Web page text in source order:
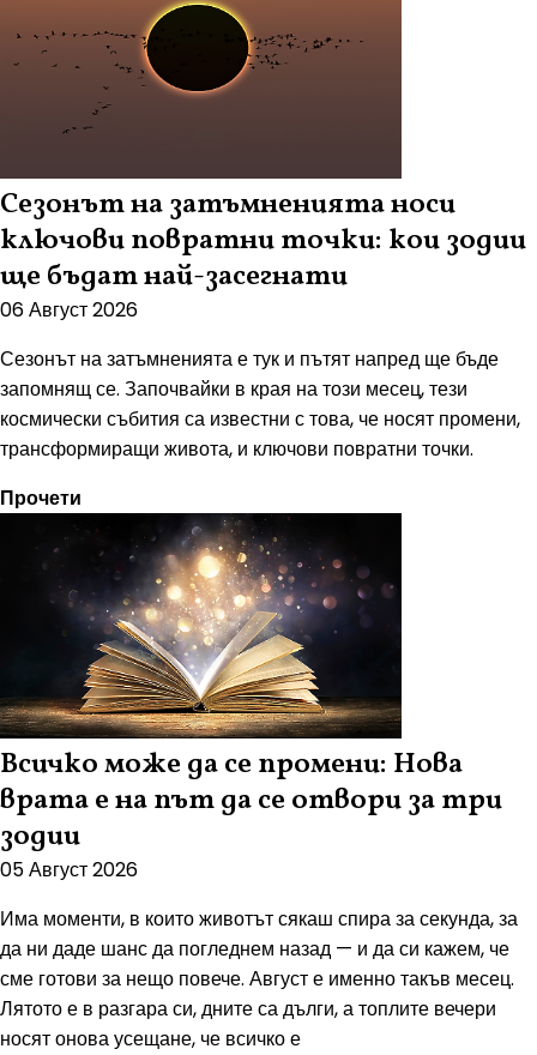
Сезонът на затъмненията носи
ключови повратни точки: кои зодии
ще бъдат най-засегнати
06 Август 2026
Сезонът на затъмненията е тук и пътят напред ще бъде
запомнящ се. Започвайки в края на този месец, тези
космически събития са известни с това, че носят промени,
трансформиращи живота, и ключови повратни точки.
Прочети
Всичко може да се промени: Нова
врата е на път да се отвори за три
зодии
05 Август 2026
Има моменти, в които животът сякаш спира за секунда, за
да ни даде шанс да погледнем назад — и да си кажем, че
сме готови за нещо повече. Август е именно такъв месец.
Лятото е в разгара си, дните са дълги, а топлите вечери
носят онова усещане, че всичко е